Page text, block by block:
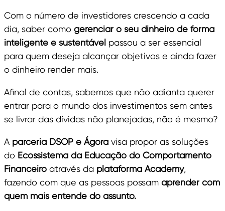
Com o número de investidores crescendo a cada
dia, saber como gerenciar o seu dinheiro de forma
inteligente e sustentável passou a ser essencial
para quem deseja alcançar objetivos e ainda fazer
o dinheiro render mais.
Afinal de contas, sabemos que não adianta querer
entrar para o mundo dos investimentos sem antes
se livrar das dívidas não planejadas, não é mesmo?
A parceria DSOP e Ágora visa propor as soluções
do Ecossistema da Educação do Comportamento
Financeiro através da plataforma Academy,
fazendo com que as pessoas possam aprender com
quem mais entende do assunto.